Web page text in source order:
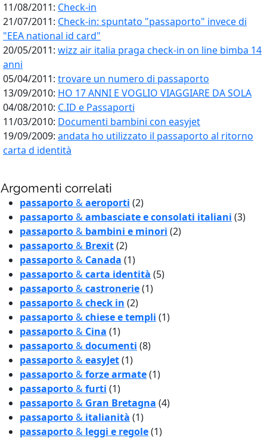
11/08/2011: Check-in
21/07/2011: Check-in: spuntato "passaporto" invece di
"EEA national id card"
20/05/2011: wizz air italia praga check-in on line bimba 14
anni
05/04/2011: trovare un numero di passaporto
13/09/2010: HO 17 ANNI E VOGLIO VIAGGIARE DA SOLA
04/08/2010: C.ID e Passaporti
11/03/2010: Documenti bambini con easyjet
19/09/2009: andata ho utilizzato il passaporto al ritorno
carta d identità
Argomenti correlati
passaporto&aeroporti (2)
passaporto&ambasciate e consolati italiani (3)
passaporto& bambini e minori (2)
passaporto& Brexit(2)
passaporto& Canada (1)
passaporto&carta identità (5)
passaporto&castronerie(1)
passaporto&check in (2)
passaporto&chiese e templi (1)
passaporto& Cina (1)
passaporto&documenti (8)
passaporto&easyJet(1)
passaporto&forze armate(1)
passaporto&furti (1)
passaporto& Gran Bretagna (4)
passaporto& italianità (1)
passaporto& leggi e regole(1)